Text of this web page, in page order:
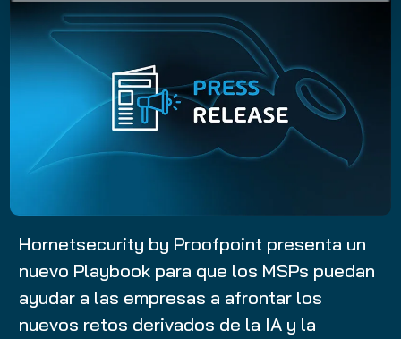
Hornetsecurity by Proofpoint presenta un
nuevo Playbook para que los MSPs puedan
ayudar a las empresas a afrontar los
nuevos retos derivados de la IA y la